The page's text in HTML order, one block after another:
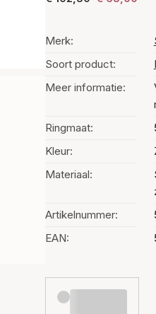
Merk:
Soort product:
Meer informatie:
Ringmaat:
Kleur:
Materiaal:
Artikelnummer:
EAN: